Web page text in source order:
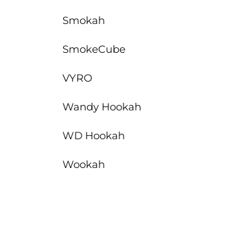
Smokah
SmokeCube
VYRO
Wandy Hookah
WD Hookah
Wookah